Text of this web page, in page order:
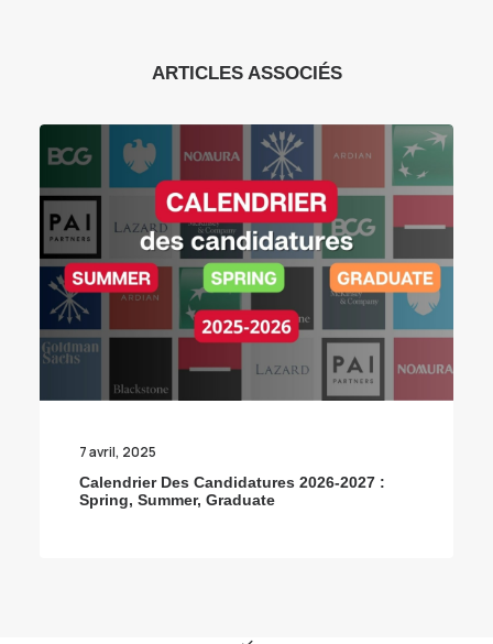
ARTICLES ASSOCIÉS
7 avril, 2025
Calendrier Des Candidatures 2026-2027 :
Spring, Summer, Graduate